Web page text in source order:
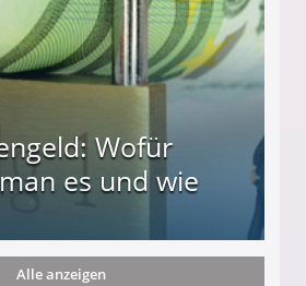
Wofür
es und wie
Alle anzeigen